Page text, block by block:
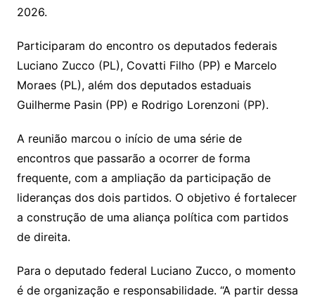
2026.
Participaram do encontro os deputados federais
Luciano Zucco (PL), Covatti Filho (PP) e Marcelo
Moraes (PL), além dos deputados estaduais
Guilherme Pasin (PP) e Rodrigo Lorenzoni (PP).
A reunião marcou o início de uma série de
encontros que passarão a ocorrer de forma
frequente, com a ampliação da participação de
lideranças dos dois partidos. O objetivo é fortalecer
a construção de uma aliança política com partidos
de direita.
Para o deputado federal Luciano Zucco, o momento
é de organização e responsabilidade. “A partir dessa